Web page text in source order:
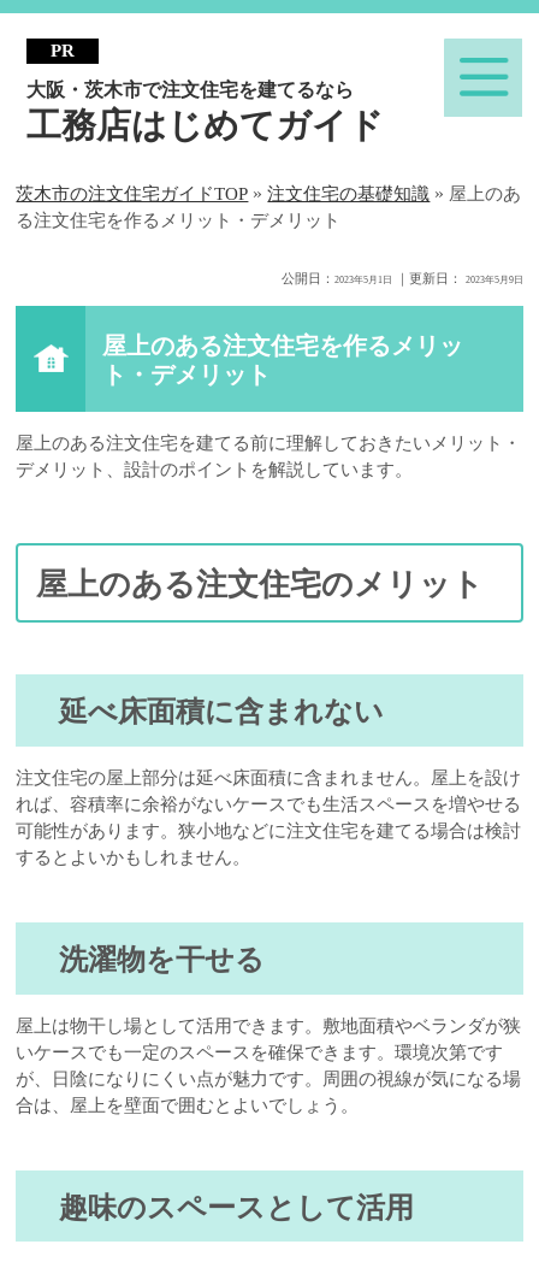
大阪・茨木市で注文住宅を建てるなら
工務店はじめてガイド
茨木市の注文住宅ガイドTOP »注文住宅の基礎知識 » 屋上のあ
る注文住宅を作るメリット・デメリット
公開日： 2023年5月1日 ｜更新日： 2023年5月9日
屋上のある注文住宅を作るメリッ
ト・デメリット
屋上のある注文住宅を建てる前に理解しておきたいメリット・
デメリット、設計のポイントを解説しています。
屋上のある注文住宅のメリット
延べ床面積に含まれない
注文住宅の屋上部分は延べ床面積に含まれません。屋上を設け
れば、容積率に余裕がないケースでも生活スペースを増やせる
可能性があります。狭小地などに注文住宅を建てる場合は検討
するとよいかもしれません。
洗濯物を干せる
屋上は物干し場として活用できます。敷地面積やベランダが狭
いケースでも一定のスペースを確保できます。環境次第です
が、日陰になりにくい点が魅力です。周囲の視線が気になる場
合は、屋上を壁面で囲むとよいでしょう。
趣味のスペースとして活用